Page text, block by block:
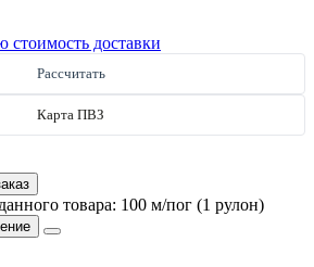
стоимость доставки
Рассчитать
Карта ПВЗ
товара: 100 м/пог (1 рулон)